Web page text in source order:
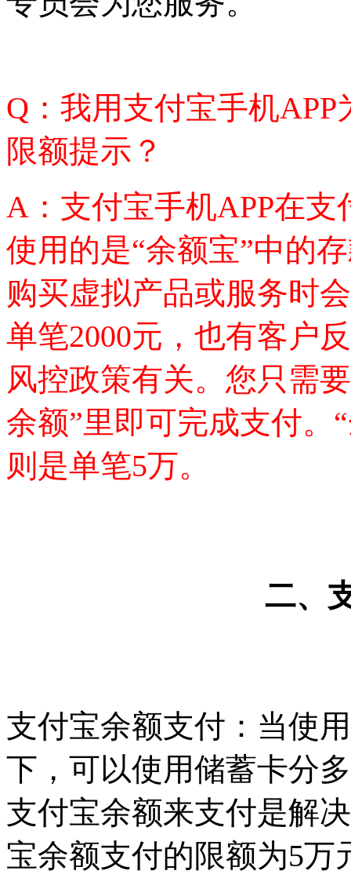
Q ：我用支付宝手机
限额提示？
A ：支付宝手机APP在
使用的是“余额宝”中的
购买虚拟产品或服务时
单笔2000元，也有客户
风控政策有关。您只需
余额”里即可完成支付。
则是单笔5万。
二、
支付宝余额支付：当使
下，可以使用储蓄卡分
支付宝余额来支付是解
宝余额支付的限额为5万